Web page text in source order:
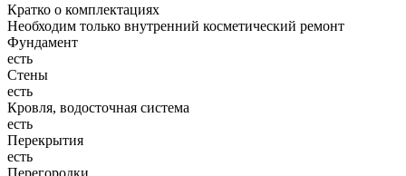
Кратко о комплектациях
Необходим только внутренний косметический ремонт
Фундамент
есть
Стены
есть
Кровля, водосточная система
есть
Перекрытия
есть
Перегородки